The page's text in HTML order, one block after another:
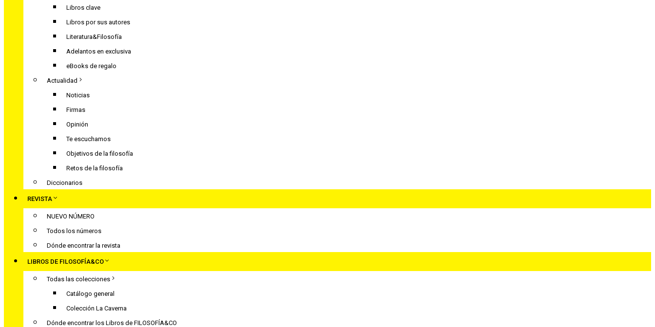
Libros clave
Libros por sus autores
Literatura&Filosofía
Adelantos en exclusiva
eBooks de regalo
Actualidad
Noticias
Firmas
Opinión
Te escuchamos
Objetivos de la filosofía
Retos de la filosofía
Diccionarios
REVISTA
NUEVO NÚMERO
Todos los números
Dónde encontrar la revista
LIBROS DE FILOSOFÍA&CO
Todas las colecciones
Catálogo general
Colección La Caverna
Dónde encontrar los Libros de FILOSOFÍA&CO